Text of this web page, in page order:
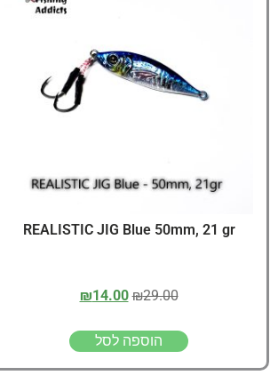
REALISTIC JIG Blue 50mm, 21 gr
₪29.00
₪14.00
הוספה לסל